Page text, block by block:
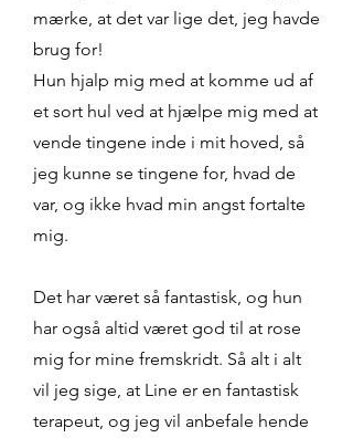
mærke, at det var lige det, jeg havde
brug for!
Hun hjalp mig med at komme ud af
et sort hul ved at hjælpe mig med at
vende tingene inde i mit hoved, så
jeg kunne se tingene for, hvad de
var, og ikke hvad min angst fortalte
mig.
Det har været så fantastisk, og hun
har også altid været god til at rose
mig for mine fremskridt. Så alt i alt
vil jeg sige, at Line er en fantastisk
terapeut, og jeg vil anbefale hende